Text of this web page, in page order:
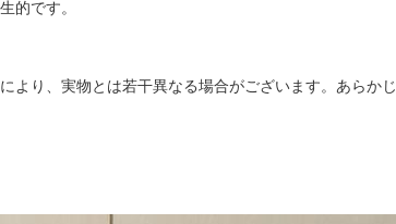
的です。
より、実物とは若干異なる場合がございます。あらかじ